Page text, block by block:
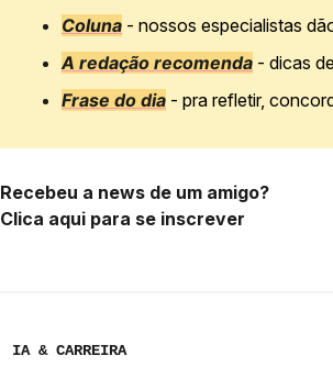
Coluna - nossos especialistas
A redação recomenda - dicas
Frase do dia - pra refletir,
Recebeu a news de um amigo?
Clica aqui para se inscrever
IA & CARREIRA